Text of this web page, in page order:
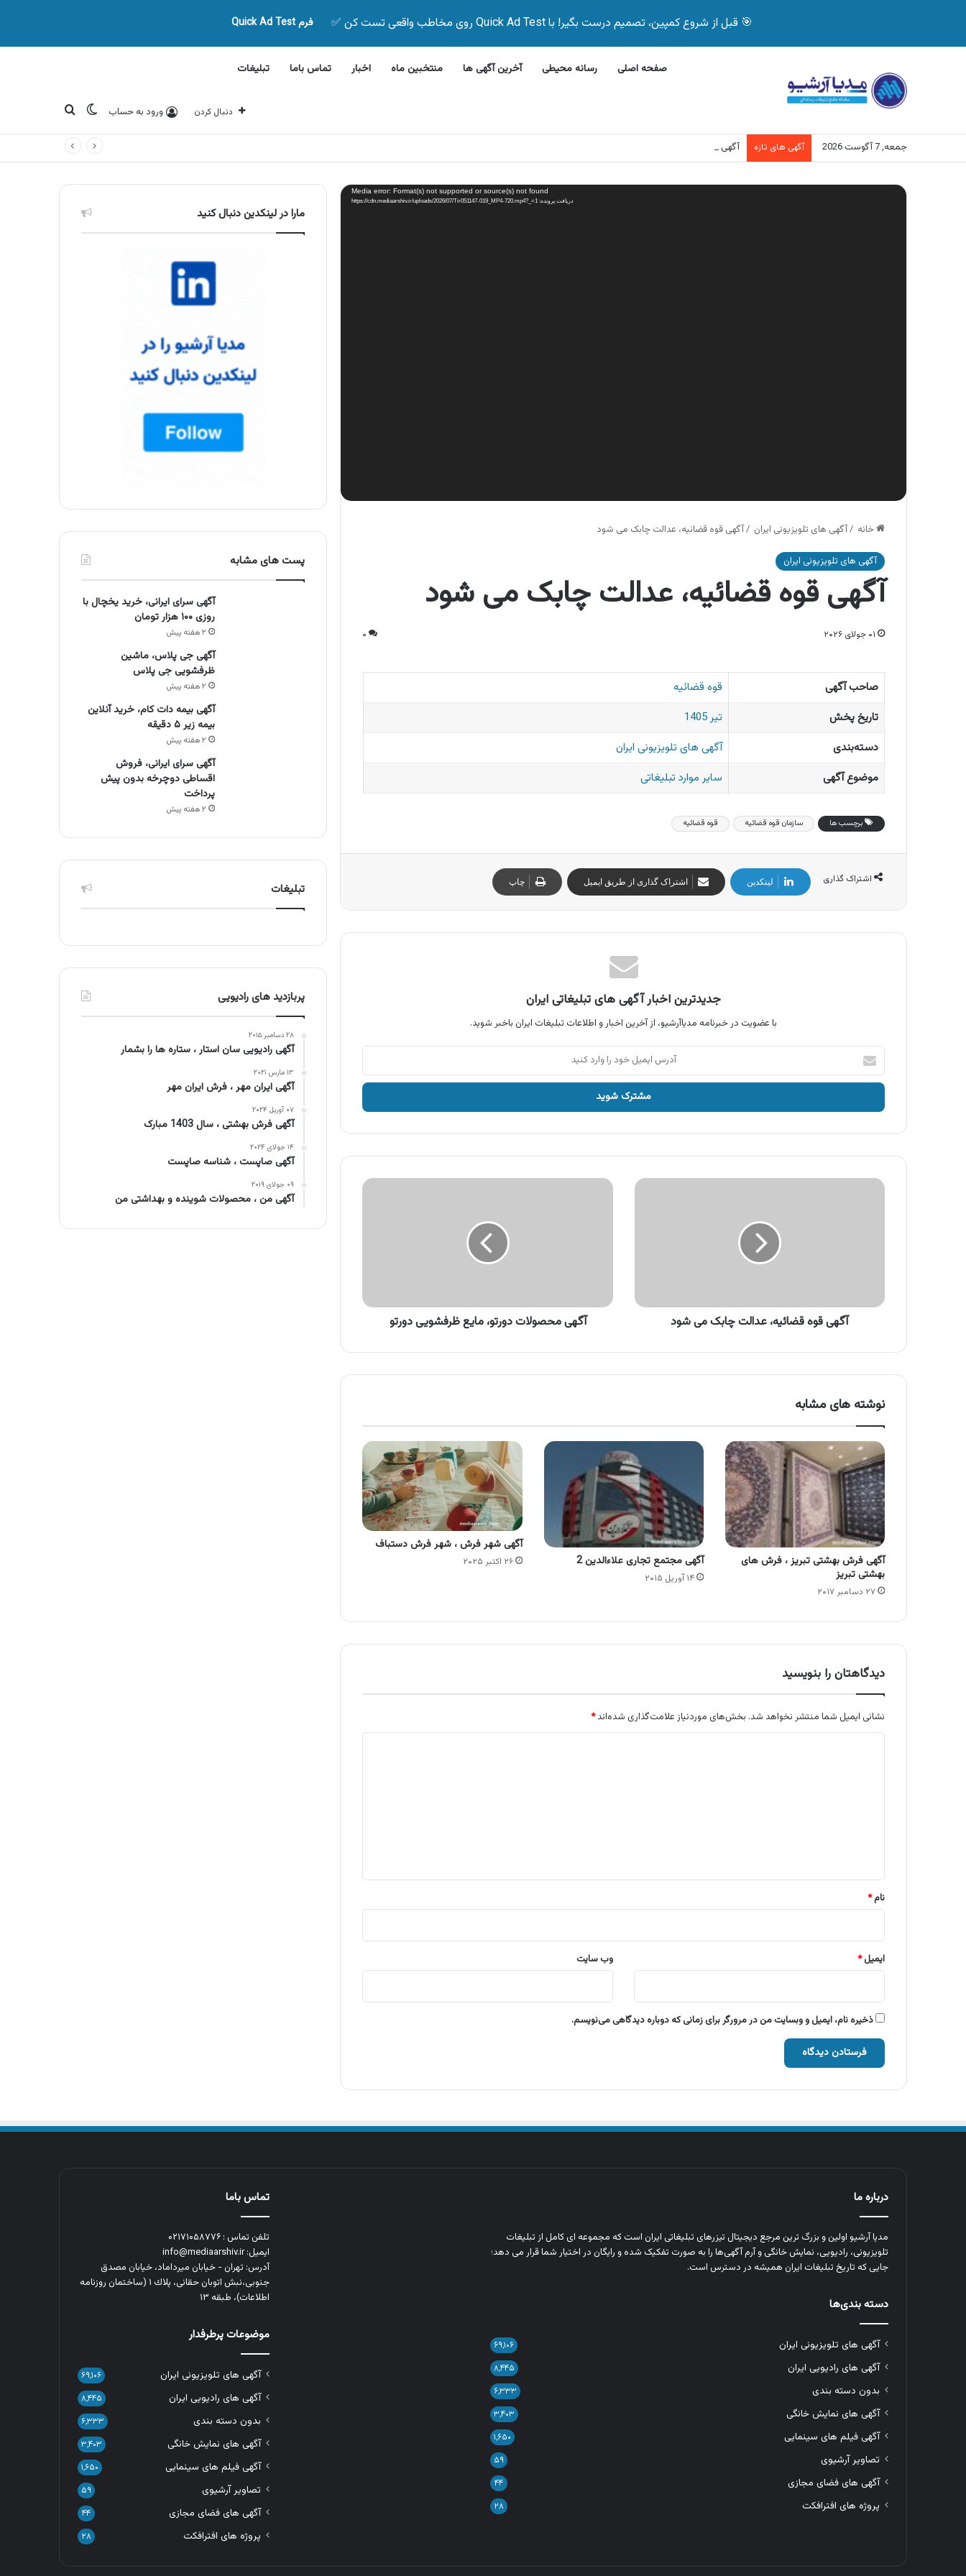
🎯 قبل از شروع کمپین، تصمیم درست بگیر! با Quick Ad Test روی مخاطب واقعی تست کن ✅ فرم Quick Ad Test
صفحه اصلی رسانه محیطی آخرین آگهی ها منتخبین ماه اخبار تماس باما تبلیغات
دنبال کردن ورود به حساب تغییر پوسته
جستجو برای
جمعه, 7 آگوست 2026 آگهی های تازه آگهی بیمه دات کام، خرید آنلاین بیمه زیر ۵ دقیقه
نمایشگر
ویدیو Media error: Format(s) not supported or source(s) not found
دریافت پرونده: https://cdn.mediaarshiv.ir/uploads/2026/07/Tir051147-019_MP4-720.mp4?_=1
خانه /آگهی های تلویزیونی ایران /آگهی قوه قضائیه، عدالت چابک می شود
آگهی های تلویزیونی ایران
آگهی قوه قضائیه، عدالت چابک می شود
۰۱ جولای ۲۰۲۶ ۰
صاحب آگهی
قوه قضائیه
تاریخ پخش
تیر 1405
دسته‌بندی
آگهی های تلویزیونی ایران
موضوع آگهی
سایر موارد تبلیغاتی
برچسب ها سازمان قوه قضائیه قوه قضائیه
اشتراک گذاری لینکدین اشتراک گذاری از طریق ایمیل چاپ
جدیدترین اخبار آگهی های تبلیغاتی ایران
با عضویت در خبرنامه مدیاآرشیو، از آخرین اخبار و اطلاعات تبلیغات ایران باخبر شوید.
آدرس
ایمیل
خود
وارد
آگهی
آگهی قوه قضائیه، عدالت چابک می شود
آگهی
آگهی محصولات دورتو، مایع ظرفشویی دورتو
نوشته های مشابه
آگهی فرش بهشتی تبریز ، فرش های
بهشتی تبریز
۲۷ دسامبر ۲۰۱۷
آگهی مجتمع تجاری علاءالدین 2
۱۴ آوریل ۲۰۱۵
آگهی شهر فرش ، شهر فرش دستباف
۲۶ اکتبر ۲۰۲۵
دیدگاهتان را بنویسید
نشانی ایمیل شما منتشر نخواهد شد. بخش‌های موردنیاز علامت‌گذاری شده‌اند*
نام*
ایمیل* وب‌ سایت
ذخیره نام، ایمیل و وبسایت من در مرورگر برای زمانی که دوباره دیدگاهی می‌نویسم.
مارا در لینکدین دنبال کنید
پست های مشابه
آگهی سرای ایرانی، خرید یخچال با
روزی ۱۰۰ هزار تومان
۲ هفته پیش
آگهی جی پلاس، ماشین
ظرفشویی جی پلاس
۲ هفته پیش
آگهی بیمه دات کام، خرید آنلاین
بیمه زیر ۵ دقیقه
۲ هفته پیش
آگهی سرای ایرانی، فروش
اقساطی دوچرخه بدون پیش
پرداخت
۲ هفته پیش
تبلیغات
پربازدید های رادیویی
۲۸ دسامبر ۲۰۱۵
آگهی رادیویی سان استار ، ستاره ها را بشمار
۱۳ مارس ۲۰۲۱
آگهی ایران مهر ، فرش ایران مهر
۰۷ آوریل ۲۰۲۴
آگهی فرش بهشتی ، سال 1403 مبارک
۱۴ جولای ۲۰۲۴
آگهی صاپست ، شناسه صاپست
۰۹ جولای ۲۰۱۹
آگهی من ، محصولات شوینده و بهداشتی من
درباره ما
مدیا آرشیو اولین و بزرگ‌ ترین مرجع دیجیتال تیزرهای تبلیغاتی ایران است که مجموعه‌ ای کامل از تبلیغات
تلویزیونی، رادیویی، نمایش خانگی و آرم‌ آگهی‌ها را به‌ صورت تفکیک‌ شده و رایگان در اختیار شما قرار می‌ دهد؛
جایی که تاریخ تبلیغات ایران همیشه در دسترس است.
دسته بندی‌ها
آگهی های تلویزیونی ایران ۶۹,۱۰۶
آگهی های رادیویی ایران ۸,۴۴۵
بدون دسته بندی ۶,۳۳۳
آگهی های نمایش خانگی ۳,۴۰۳
آگهی فیلم های سینمایی ۱,۶۵۰
تصاویر آرشیوی ۵۹
آگهی های فضای مجازی ۴۴
پروژه های افترافکت ۲۸
تماس باما
تلفن تماس : ۰۲۱۷۱۰۵۸۷۷۶
ایمیل: info@mediaarshiv.ir
آدرس: تهران - خیابان میرداماد، خیابان مصدق
جنوبی،نبش اتوبان حقانی، پلاك ١ (ساختمان روزنامه
اطلاعات)، طبقه ۱۳
موضوعات پرطرفدار
آگهی های تلویزیونی ایران ۶۹,۱۰۶
آگهی های رادیویی ایران ۸,۴۴۵
بدون دسته بندی ۶,۳۳۳
آگهی های نمایش خانگی ۳,۴۰۳
آگهی فیلم های سینمایی ۱,۶۵۰
تصاویر آرشیوی ۵۹
آگهی های فضای مجازی ۴۴
پروژه های افترافکت ۲۸